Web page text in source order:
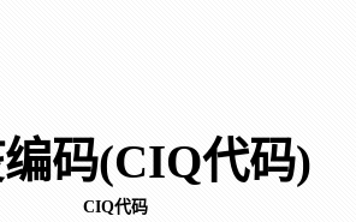
码(CIQ代码)
CIQ代码